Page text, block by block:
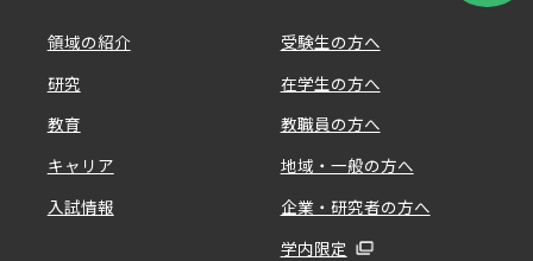
領域の紹介
研究
教育
キャリア
入試情報
受験生の方へ
在学生の方へ
教職員の方へ
地域・一般の方へ
企業・研究者の方へ
学内限定